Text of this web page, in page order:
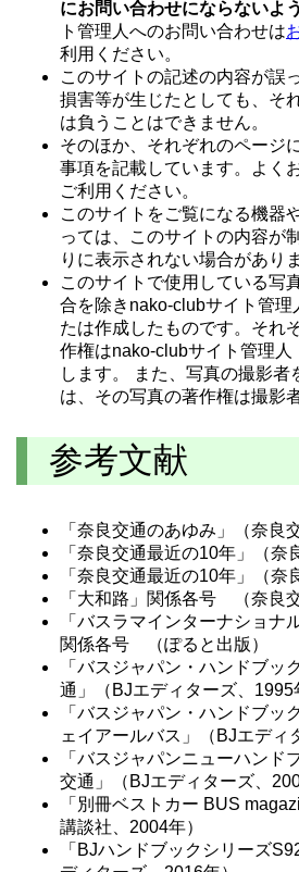
にお問い合わせにならないよ
ト管理人へのお問い合わせは
利用ください。
このサイトの記述の内容が誤
損害等が生じたとしても、そ
は負うことはできません。
そのほか、それぞれのページ
事項を記載しています。よく
ご利用ください。
このサイトをご覧になる機器
っては、このサイトの内容が
りに表示されない場合があり
このサイトで使用している写
合を除きnako-clubサイト管理
たは作成したものです。それ
作権はnako-clubサイト管理人
します。 また、写真の撮影者
は、その写真の著作権は撮影
参考文献
「奈良交通のあゆみ」（奈良
「奈良交通最近の10年」（奈
「奈良交通最近の10年」（奈
「大和路」関係各号 （奈良
「バスラマインターナショナ
関係各号 （ぽると出版）
「バスジャパン・ハンドブ
通」（BJエディターズ、1995
「バスジャパン・ハンドブ
ェイアールバス」（BJエディ
「バスジャパンニューハン
交通」（BJエディターズ、
「別冊ベストカー BUS
講談社、2004年）
「BJハンドブックシリーズ